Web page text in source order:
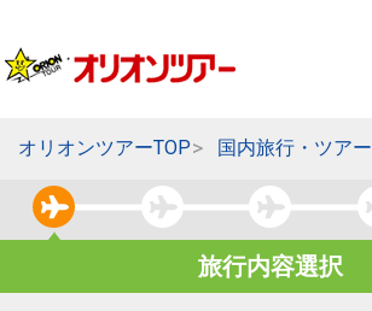
オリオンツアーTOP 国内旅行・ツアー
旅行内容選択